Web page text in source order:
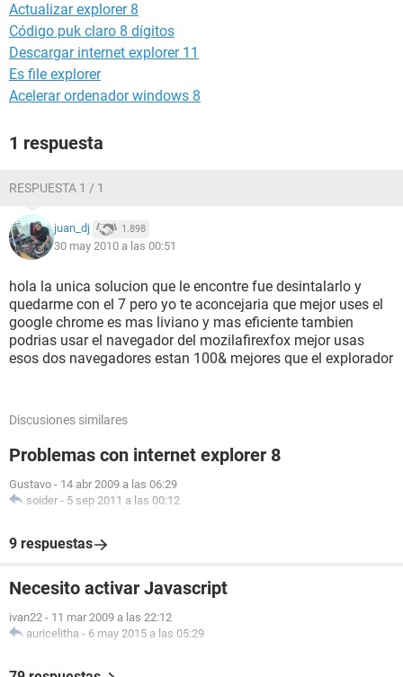
Actualizar explorer 8
Código puk claro 8 dígitos
Descargar internet explorer 11
Es file explorer
Acelerar ordenador windows 8
1 respuesta
RESPUESTA 1 / 1
juan_dj 1.898
30 may 2010 a las 00:51
hola la unica solucion que le encontre fue desintalarlo y
quedarme con el 7 pero yo te aconcejaria que mejor uses el
google chrome es mas liviano y mas eficiente tambien
podrias usar el navegador del mozilafirexfox mejor usas
esos dos navegadores estan 100& mejores que el explorador
Discusiones similares
Problemas con internet explorer 8
Gustavo - 14 abr 2009 a las 06:29
soider - 5 sep 2011 a las 00:12
9 respuestas
Necesito activar Javascript
ivan22 - 11 mar 2009 a las 22:12
auricelitha - 6 may 2015 a las 05:29